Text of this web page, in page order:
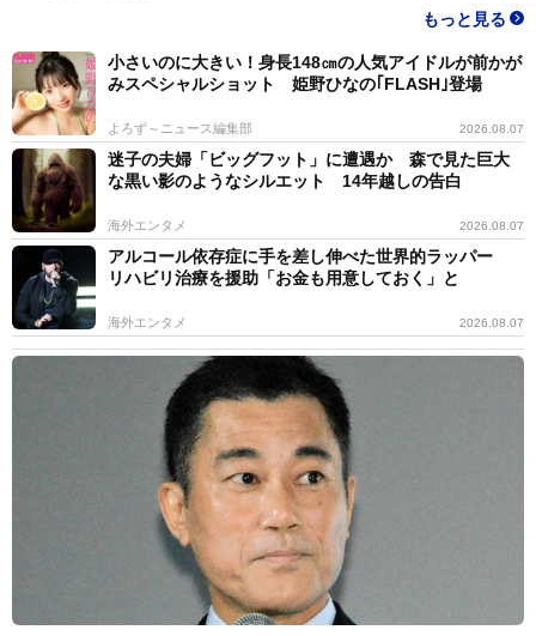
もっと見る
小さいのに大きい！身長148㎝の人気アイドルが前かが
みスペシャルショット 姫野ひなの｢FLASH｣登場
よろず～ニュース編集部 2026.08.07
迷子の夫婦「ビッグフット」に遭遇か 森で見た巨大
な黒い影のようなシルエット 14年越しの告白
海外エンタメ 2026.08.07
アルコール依存症に手を差し伸べた世界的ラッパー
リハビリ治療を援助「お金も用意しておく」と
海外エンタメ 2026.08.07